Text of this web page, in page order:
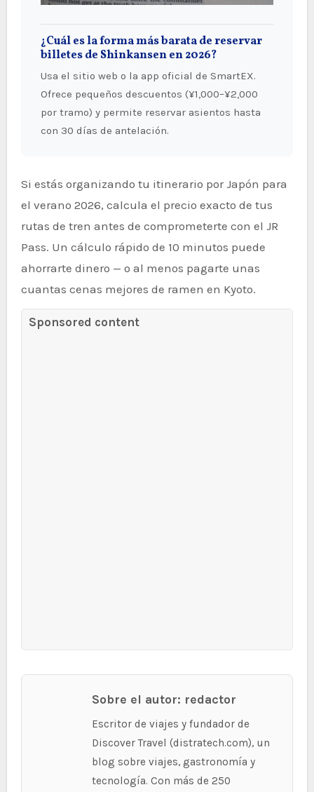
¿Cuál es la forma más barata de reservar
billetes de Shinkansen en 2026?
Usa el sitio web o la app oficial de SmartEX.
Ofrece pequeños descuentos (¥1,000–¥2,000
por tramo) y permite reservar asientos hasta
con 30 días de antelación.
Si estás organizando tu itinerario por Japón para
el verano 2026, calcula el precio exacto de tus
rutas de tren antes de comprometerte con el JR
Pass. Un cálculo rápido de 10 minutos puede
ahorrarte dinero — o al menos pagarte unas
cuantas cenas mejores de ramen en Kyoto.
Sponsored content
Sobre el autor: redactor
Escritor de viajes y fundador de
Discover Travel (distratech.com), un
blog sobre viajes, gastronomía y
tecnología. Con más de 250